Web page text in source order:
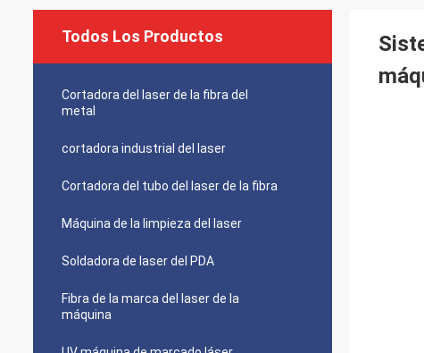
Todos Los Productos
Cortadora del laser de la fibra del
metal
cortadora industrial del laser
Cortadora del tubo del laser de la fibra
Máquina de la limpieza del laser
Soldadora de laser del PDA
Fibra de la marca del laser de la
máquina